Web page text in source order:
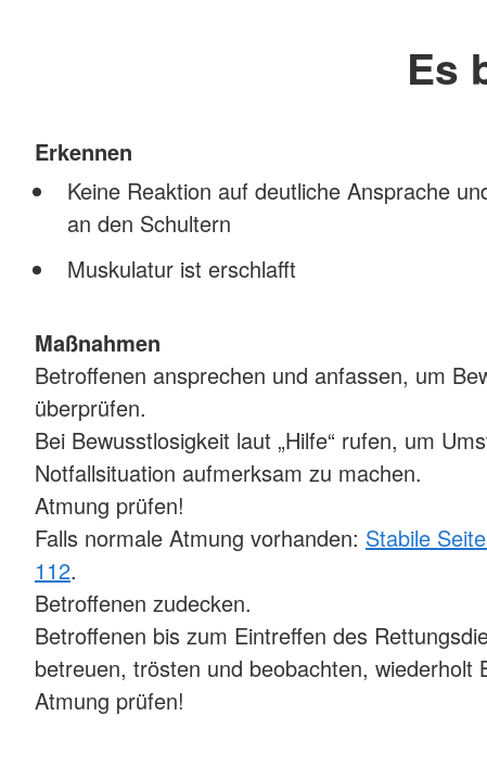
Es
Erkennen
Keine Reaktion auf deutliche Ansprache
an den Schultern
Muskulatur ist erschlafft
Maßnahmen
Betroffenen ansprechen und anfassen, um
überprüfen.
Bei Bewusstlosigkeit laut „Hilfe“ rufen, um
Notfallsituation aufmerksam zu machen.
Atmung prüfen!
Falls normale Atmung vorhanden: Stabile
112.
Betroffenen zudecken.
Betroffenen bis zum Eintreffen des
betreuen, trösten und beobachten, wiederholt
Atmung prüfen!